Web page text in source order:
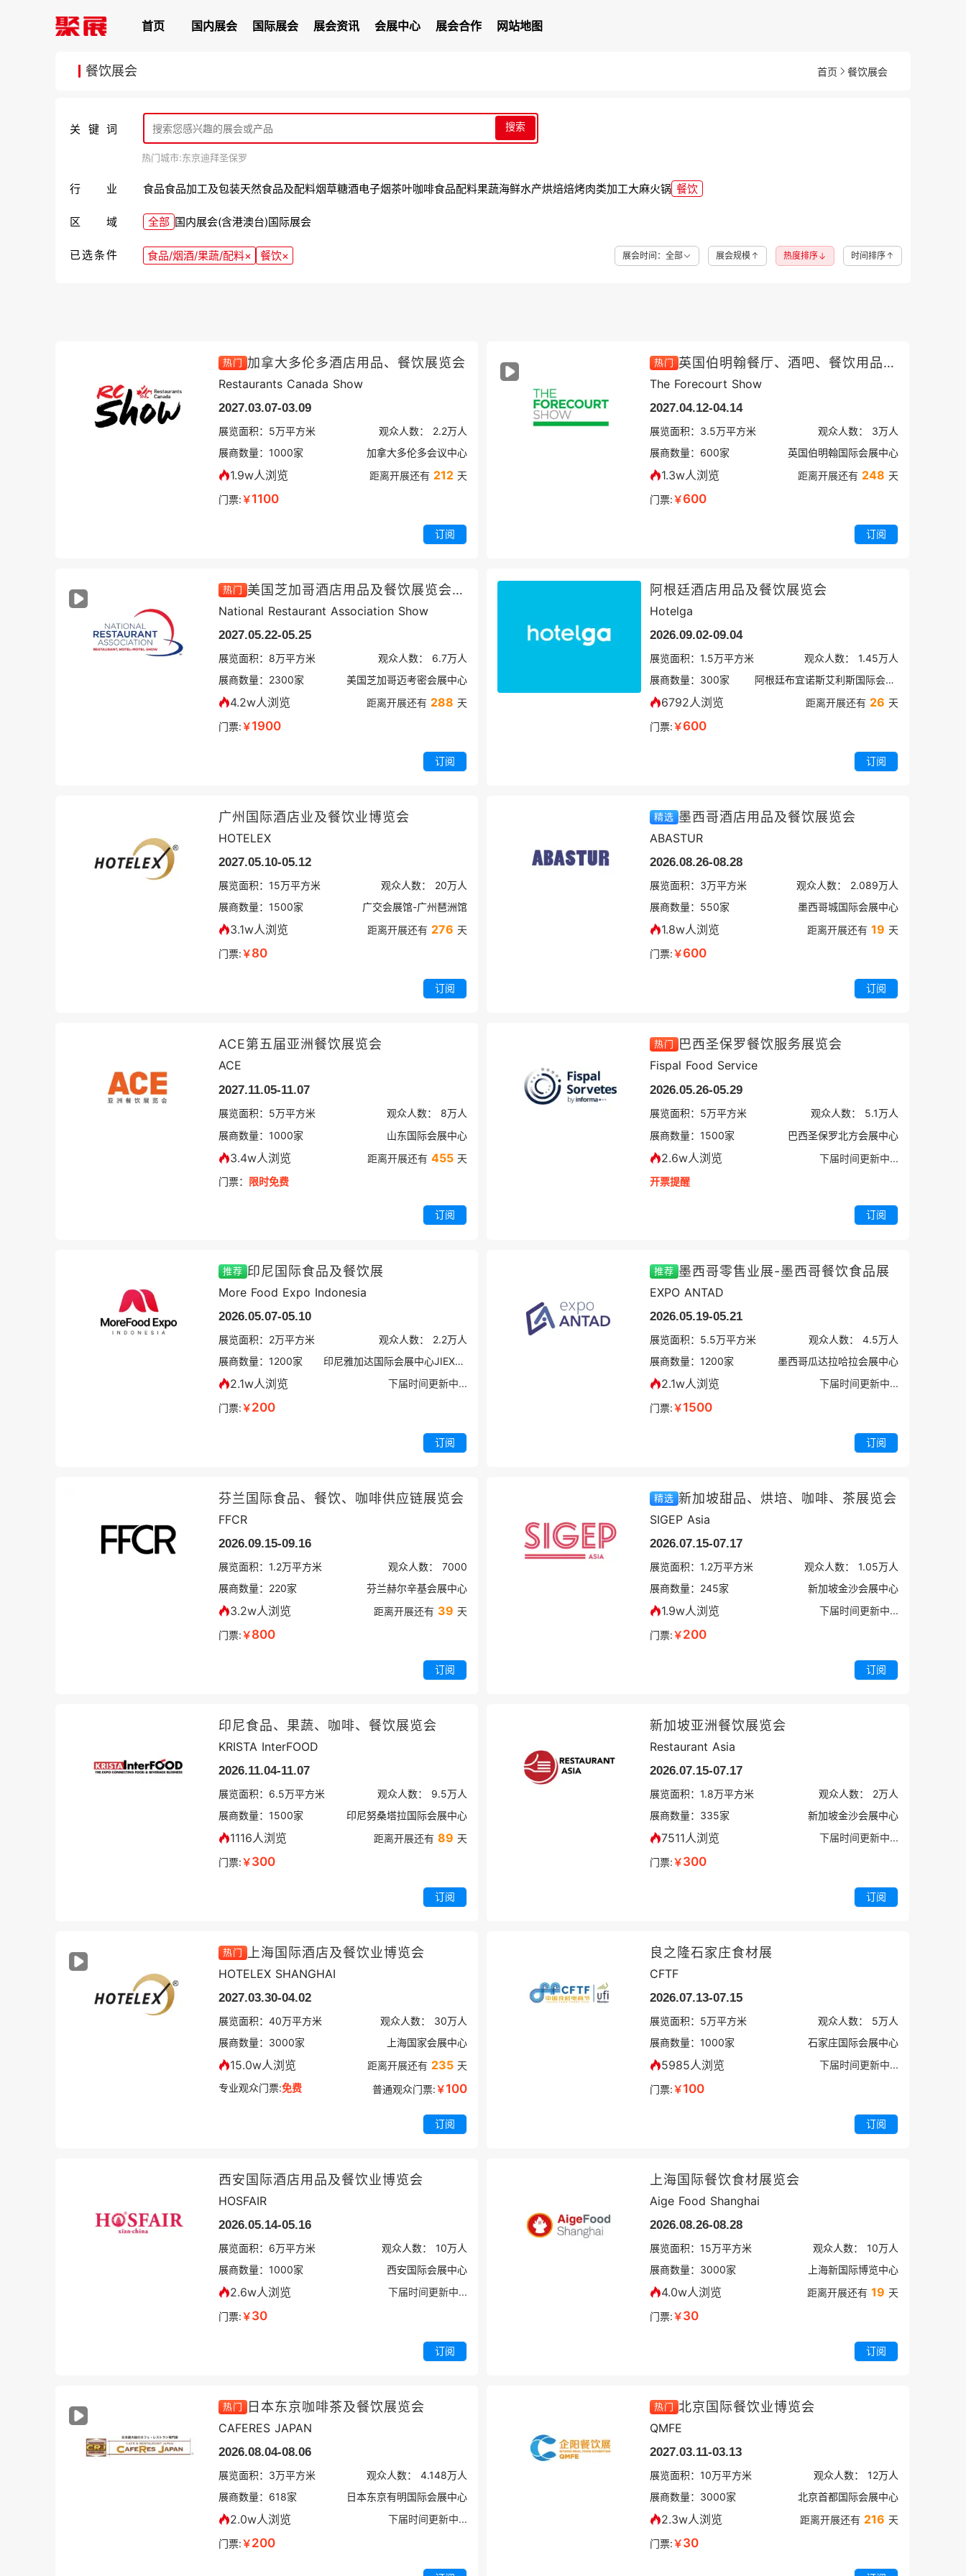
首页 国内展会 国际展会 展会资讯 会展中心 展会合作 网站地图
餐饮展会 首页 餐饮展会
热门 加拿大多伦多酒店用品、餐饮展览会
Restaurants Canada Show
2027.03.07-03.09
展览面积： 5万平方米 观众人数： 2.2万人
展商数量： 1000家 加拿大多伦多会议中心
1.9w人浏览 距离开展还有 212 天
门票:￥1100
订阅
热门 英国伯明翰餐厅、酒吧、餐饮用品设备展览会
The Forecourt Show
2027.04.12-04.14
展览面积： 3.5万平方米 观众人数： 3万人
展商数量： 600家 英国伯明翰国际会展中心
1.3w人浏览 距离开展还有 248 天
门票:￥600
订阅
热门 美国芝加哥酒店用品及餐饮展览会NRA
National Restaurant Association Show
2027.05.22-05.25
展览面积： 8万平方米 观众人数： 6.7万人
展商数量： 2300家 美国芝加哥迈考密会展中心
4.2w人浏览 距离开展还有 288 天
门票:￥1900
订阅
阿根廷酒店用品及餐饮展览会
Hotelga
2026.09.02-09.04
展览面积： 1.5万平方米 观众人数： 1.45万人
展商数量： 300家 阿根廷布宜诺斯艾利斯国际会展中心
6792人浏览 距离开展还有 26 天
门票:￥600
订阅
广州国际酒店业及餐饮业博览会
HOTELEX
2027.05.10-05.12
展览面积： 15万平方米 观众人数： 20万人
展商数量： 1500家 广交会展馆-广州琶洲馆
3.1w人浏览 距离开展还有 276 天
门票:￥80
订阅
精选 墨西哥酒店用品及餐饮展览会
ABASTUR
2026.08.26-08.28
展览面积： 3万平方米 观众人数： 2.089万人
展商数量： 550家 墨西哥城国际会展中心
1.8w人浏览 距离开展还有 19 天
门票:￥600
订阅
ACE第五届亚洲餐饮展览会
ACE
2027.11.05-11.07
展览面积： 5万平方米 观众人数： 8万人
展商数量： 1000家 山东国际会展中心
3.4w人浏览 距离开展还有 455 天
门票： 限时免费
订阅
热门 巴西圣保罗餐饮服务展览会
Fispal Food Service
2026.05.26-05.29
展览面积： 5万平方米 观众人数： 5.1万人
展商数量： 1500家 巴西圣保罗北方会展中心
2.6w人浏览
下届时间更新中...
开票提醒
订阅
推荐 印尼国际食品及餐饮展
More Food Expo Indonesia
2026.05.07-05.10
展览面积： 2万平方米 观众人数： 2.2万人
展商数量： 1200家 印尼雅加达国际会展中心JIEXPO
2.1w人浏览
下届时间更新中...
门票:￥200
订阅
推荐 墨西哥零售业展-墨西哥餐饮食品展
EXPO ANTAD
2026.05.19-05.21
展览面积： 5.5万平方米 观众人数： 4.5万人
展商数量： 1200家 墨西哥瓜达拉哈拉会展中心
2.1w人浏览
下届时间更新中...
门票:￥1500
订阅
芬兰国际食品、餐饮、咖啡供应链展览会
FFCR
2026.09.15-09.16
展览面积： 1.2万平方米 观众人数： 7000
展商数量： 220家 芬兰赫尔辛基会展中心
3.2w人浏览 距离开展还有 39 天
门票:￥800
订阅
精选 新加坡甜品、烘培、咖啡、茶展览会
SIGEP Asia
2026.07.15-07.17
展览面积： 1.2万平方米 观众人数： 1.05万人
展商数量： 245家 新加坡金沙会展中心
1.9w人浏览
下届时间更新中...
门票:￥200
订阅
印尼食品、果蔬、咖啡、餐饮展览会
KRISTA InterFOOD
2026.11.04-11.07
展览面积： 6.5万平方米 观众人数： 9.5万人
展商数量： 1500家 印尼努桑塔拉国际会展中心
1116人浏览 距离开展还有 89 天
门票:￥300
订阅
新加坡亚洲餐饮展览会
Restaurant Asia
2026.07.15-07.17
展览面积： 1.8万平方米 观众人数： 2万人
展商数量： 335家 新加坡金沙会展中心
7511人浏览
下届时间更新中...
门票:￥300
订阅
热门 上海国际酒店及餐饮业博览会
HOTELEX SHANGHAI
2027.03.30-04.02
展览面积： 40万平方米 观众人数： 30万人
展商数量： 3000家 上海国家会展中心
15.0w人浏览 距离开展还有 235 天
专业观众门票:免费 普通观众门票:￥100
订阅
良之隆石家庄食材展
CFTF
2026.07.13-07.15
展览面积： 5万平方米 观众人数： 5万人
展商数量： 1000家 石家庄国际会展中心
5985人浏览
下届时间更新中...
门票:￥100
订阅
西安国际酒店用品及餐饮业博览会
HOSFAIR
2026.05.14-05.16
展览面积： 6万平方米 观众人数： 10万人
展商数量： 1000家 西安国际会展中心
2.6w人浏览
下届时间更新中...
门票:￥30
订阅
上海国际餐饮食材展览会
Aige Food Shanghai
2026.08.26-08.28
展览面积： 15万平方米 观众人数： 10万人
展商数量： 3000家 上海新国际博览中心
4.0w人浏览 距离开展还有 19 天
门票:￥30
订阅
热门 日本东京咖啡茶及餐饮展览会
CAFERES JAPAN
2026.08.04-08.06
展览面积： 3万平方米 观众人数： 4.148万人
展商数量： 618家 日本东京有明国际会展中心
2.0w人浏览
下届时间更新中...
门票:￥200
热门 北京国际餐饮业博览会
QMFE
2027.03.11-03.13
展览面积： 10万平方米 观众人数： 12万人
展商数量： 3000家 北京首都国际会展中心
2.3w人浏览 距离开展还有 216 天
门票:￥30
关键词 搜索
热门城市:东京迪拜圣保罗
行业 食品食品加工及包装天然食品及配料烟草糖酒电子烟茶叶咖啡食品配料果蔬海鲜水产烘焙焙烤肉类加工大麻火锅 餐饮
区域 全部 国内展会(含港澳台)国际展会
已选条件 食品/烟酒/果蔬/配料× 餐饮× 展会时间：全部 展会规模 热度排序 时间排序